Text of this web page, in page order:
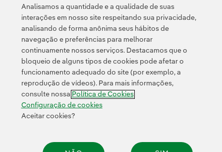
Contato Clientes Política de Privacidade Informação legal
Política de cookies Configuração de cookies Acessibilidade
Canal de denúncias
© 2026 Iberdrola, S.A. Todos os direitos reservados.
Analisamos a quantidade e a qualidade de suas
interações em nosso site respeitando sua privacidade,
analisando de forma anônima seus hábitos de
navegação e preferências para melhorar
continuamente nossos serviços. Destacamos que o
bloqueio de alguns tipos de cookies pode afetar o
funcionamento adequado do site (por exemplo, a
reprodução de vídeos). Para mais informações,
consulte nossa Política de Cookies
Configuração de cookies
Aceitar cookies?